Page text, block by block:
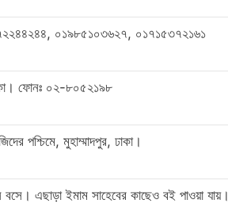
০১৯৮৫১০৩৬২৭, ০১৭১৫৩৭২১৬১
ফোনঃ ০২-৮০৫২১৯৮
পশ্চিমে, মুহাম্মাদপুর, ঢাকা।
এছাড়া ইমাম সাহেবের কাছেও বই পাওয়া যায়।